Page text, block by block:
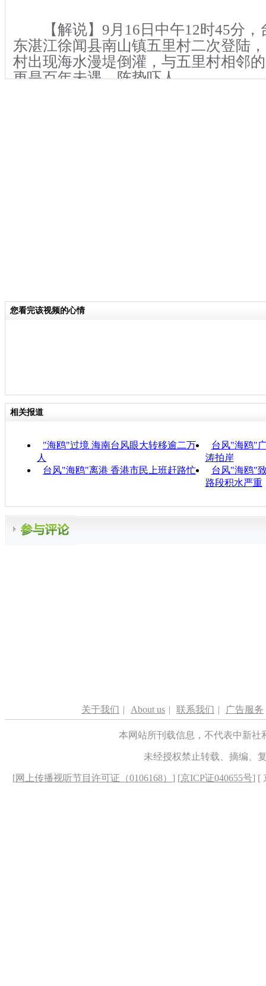
【解说】9月16日中午12时45分，
东湛江徐闻县南山镇五里村二次登陆
村出现海水漫堤倒灌，与五里村相邻
更是百年未遇，阵势吓人。
您看完该视频的心情
相关报道
"海鸥"过境 海南台风眼大转移逾二万
人
台风"海鸥"
涛拍岸
台风"海鸥"离港 香港市民上班赶路忙
台风"海鸥"
路段积水严重
关于我们 | About us | 联系我们 | 广告服务
本网站所刊载信息，不代表中新
未经授权禁止转载、摘编、
[网上传播视听节目许可证（0106168） ] [京ICP证040655号] [